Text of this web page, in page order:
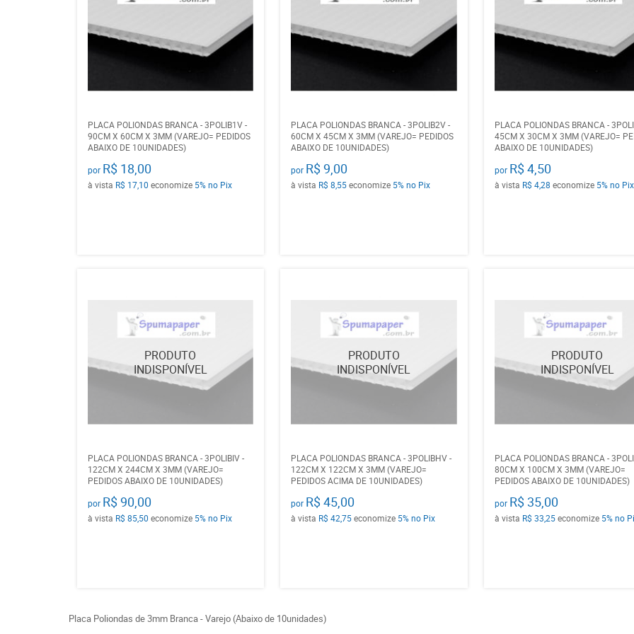
PLACA POLIONDAS BRANCA - 3POLIB1V -
90CM X 60CM X 3MM (VAREJO= PEDIDOS
ABAIXO DE 10UNIDADES)
por R$ 18,00
à vista R$ 17,10 economize 5% no Pix
PLACA POLIONDAS BRANCA - 3POLIB2V -
60CM X 45CM X 3MM (VAREJO= PEDIDOS
ABAIXO DE 10UNIDADES)
por R$ 9,00
à vista R$ 8,55economize 5%no Pix
PLACA POLIONDAS BRANCA -
45CM X 30CM X 3MM (VAREJO=
ABAIXO DE 10UNIDADES)
por R$ 4,50
à vista R$ 4,28 economize 5% no Pix
PLACA POLIONDAS BRANCA - 3POLIBIV -
122CM X 244CM X 3MM (VAREJO=
PEDIDOS ABAIXO DE 10UNIDADES)
por R$ 90,00
à vista R$ 85,50 economize 5% no Pix
PLACA POLIONDAS BRANCA - 3POLIBHV -
122CM X 122CM X 3MM (VAREJO=
PEDIDOS ACIMA DE 10UNIDADES)
por R$ 45,00
à vista R$ 42,75economize 5%no Pix
PLACA POLIONDAS BRANCA -
80CM X 100CM X 3MM (VAREJO=
PEDIDOS ABAIXO DE 10UNIDADES)
por R$ 35,00
à vista R$ 33,25economize 5% no
Placa Poliondas de 3mm Branca - Varejo (Abaixo de 10unidades)